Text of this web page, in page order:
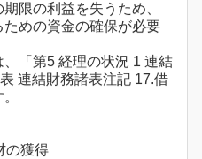
限の利益を失うため、
めの資金の確保が必要
「第5 経理の状況 1 連結
連結財務諸表注記 17.借
の獲得